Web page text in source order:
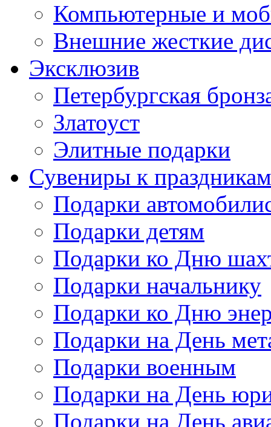
Компьютерные и
Внешние жесткие
Эксклюзив
Петербургская
Златоуст
Элитные подарки
Сувениры к праздникам
Подарки
Подарки детям
Подарки ко Дню
Подарки начальнику
Подарки ко Дню
Подарки на День
Подарки военным
Подарки на День
Подарки на День